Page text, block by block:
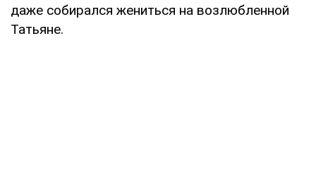
даже собирался жениться на возлюбленной
Татьяне.